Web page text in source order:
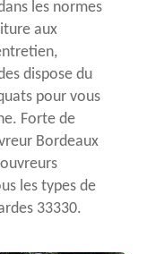
les normes
aux
dispose du
pour vous
Forte de
Bordeaux
les types de
33330.